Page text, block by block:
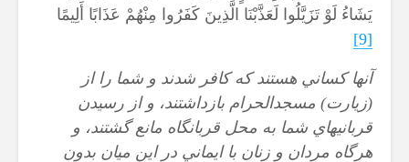
يَشَاءُ لَوْ تَزَيَّلُوا لَعَذَّبْنَا الَّذِينَ كَفَرُوا مِنْهُمْ عَذَابًا أَلِيمًا
[9]
آنها كساني هستند كه كافر شدند و شما را از
(زيارت) مسجدالحرام بازداشتند، و از رسيدن
قربانيهاي شما به محل قربانگاه مانع گشتند، و
هرگاه مردان و زنان با ايماني در اين ميان بدون